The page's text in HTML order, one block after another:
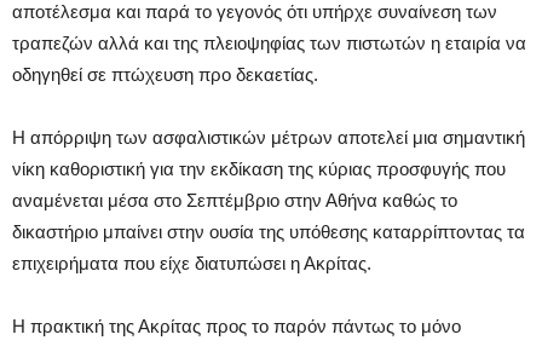
αποτέλεσμα και παρά το γεγονός ότι υπήρχε συναίνεση των
τραπεζών αλλά και της πλειοψηφίας των πιστωτών η εταιρία να
οδηγηθεί σε πτώχευση προ δεκαετίας.
Η απόρριψη των ασφαλιστικών μέτρων αποτελεί μια σημαντική
νίκη καθοριστική για την εκδίκαση της κύριας προσφυγής που
αναμένεται μέσα στο Σεπτέμβριο στην Αθήνα καθώς το
δικαστήριο μπαίνει στην ουσία της υπόθεσης καταρρίπτοντας τα
επιχειρήματα που είχε διατυπώσει η Ακρίτας.
Η πρακτική της Ακρίτας προς το παρόν πάντως το μόνο